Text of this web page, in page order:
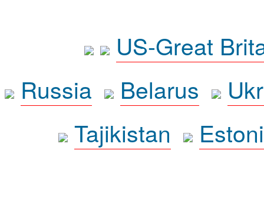
US-Great
Russia
Belarus
Tajikistan